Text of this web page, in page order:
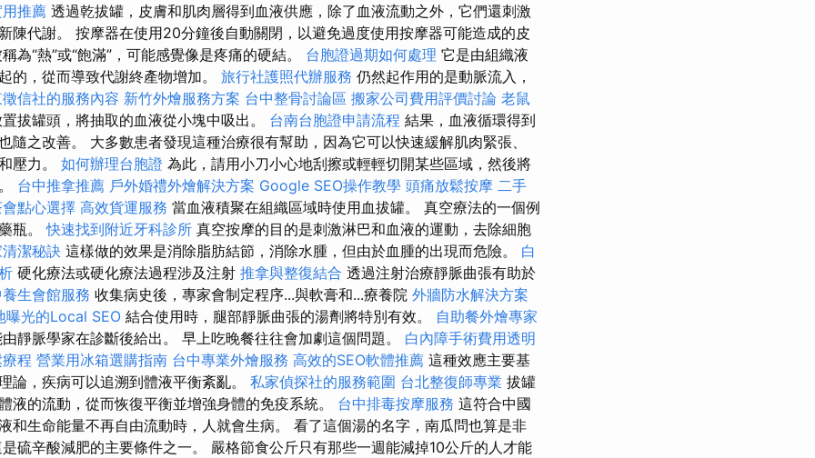
推薦 透過乾拔罐，皮膚和肌肉層得到血液供應，除了血液流動之外，它們還刺激
陳代謝。 按摩器在使用20分鐘後自動關閉，以避免過度使用按摩器可能造成的皮
為“熱”或“飽滿”，可能感覺像是疼痛的硬結。 台胞證過期如何處理 它是由組織液
的，從而導致代謝終產物增加。 旅行社護照代辦服務 仍然起作用的是動脈流入，
信社的服務內容 新竹外燴服務方案 台中整骨討論區 搬家公司費用評價討論 老鼠
拔罐頭，將抽取的血液從小塊中吸出。 台南台胞證申請流程 結果，血液循環得到
隨之改善。 大多數患者發現這種治療很有​​幫助，因為它可以快速緩解肌肉緊張、
壓力。 如何辦理台胞證 為此，請用小刀小心地刮擦或輕輕切開某些區域，然後將
台中推拿推薦 戶外婚禮外燴解決方案 Google SEO操作教學 頭痛放鬆按摩 二手
點心選擇 高效貨運服務 當血液積聚在組織區域時使用血拔罐。 真空療法的一個例
瓶。快速找到附近牙科診所 真空按摩的目的是刺激淋巴和血液的運動，去除細胞
清潔秘訣 這樣做的效果是消除脂肪結節，消除水腫，但由於血腫的出現而危險。 白
硬化療法或硬化療法過程涉及注射 推拿與整復結合 透過注射治療靜脈曲張有助於
生會館服務 收集病史後，專家會制定程序...與軟膏和...療養院 外牆防水解決方案
曝光的Local SEO 結合使用時，腿部靜脈曲張的湯劑將特別有效。 自助餐外燴專家
靜脈學家在診斷後給出。 早上吃晚餐往往會加劇這個問題。 白內障手術費用透明
程 營業用冰箱選購指南 台中專業外燴服務 高效的SEO軟體推薦 這種效應主要基
論，疾病可以追溯到體液平衡紊亂。 私家偵探社的服務範圍 台北整復師專業 拔罐
液的流動，從而恢復平衡並增強身體的免疫系統。 台中排毒按摩服務 這符合中國
和生命能量不再自由流動時，人就會生病。 看了這個湯的名字，南瓜問也算是非
硫辛酸減肥的主要條件之一。 嚴格節食公斤只有那些一週能減掉10公斤的人才能